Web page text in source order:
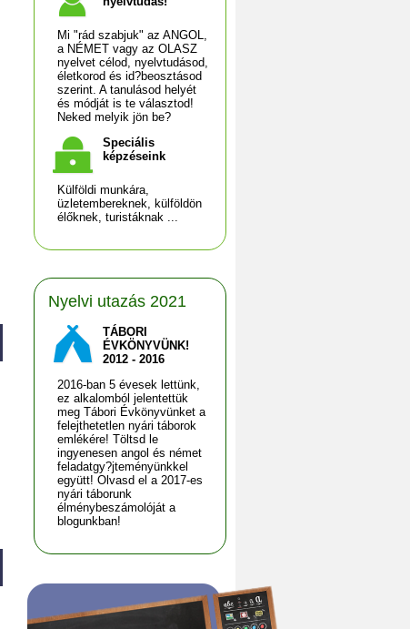
Mi "rád szabjuk" az ANGOL,
a NÉMET vagy az OLASZ
nyelvet célod, nyelvtudásod,
életkorod és id?beosztásod
szerint. A tanulásod helyét
és módját is te választod!
Neked melyik jön be?
Speciális
képzéseink
Külföldi munkára,
üzletembereknek, külföldön
élőknek, turistáknak ...
Nyelvi utazás 2021
TÁBORI
ÉVKÖNYVÜNK!
2012 - 2016
2016-ban 5 évesek lettünk,
ez alkalomból jelentettük
meg Tábori Évkönyvünket a
felejthetetlen nyári táborok
emlékére! Töltsd le
ingyenesen angol és német
feladatgy?jteményünkkel
együtt! Olvasd el a 2017-es
nyári táborunk
élménybeszámolóját a
blogunkban!